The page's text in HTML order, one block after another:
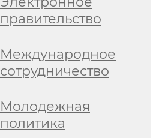
правительство
Международное
сотрудничество
Молодежная
политика